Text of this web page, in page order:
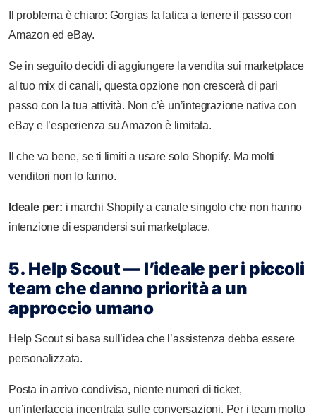
Il problema è chiaro: Gorgias fa fatica a tenere il passo con
Amazon ed eBay.
Se in seguito decidi di aggiungere la vendita sui marketplace
al tuo mix di canali, questa opzione non crescerà di pari
passo con la tua attività. Non c’è un’integrazione nativa con
eBay e l’esperienza su Amazon è limitata.
Il che va bene, se ti limiti a usare solo Shopify. Ma molti
venditori non lo fanno.
Ideale per: i marchi Shopify a canale singolo che non hanno
intenzione di espandersi sui marketplace.
5. Help Scout — l’ideale per i piccoli
team che danno priorità a un
approccio umano
Help Scout si basa sull’idea che l’assistenza debba essere
personalizzata.
Posta in arrivo condivisa, niente numeri di ticket,
un’interfaccia incentrata sulle conversazioni. Per i team molto